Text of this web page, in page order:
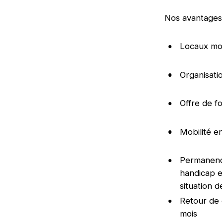
Nos
Locaux
Offre de
Mobilité
handicap
situation
Retour de
mois